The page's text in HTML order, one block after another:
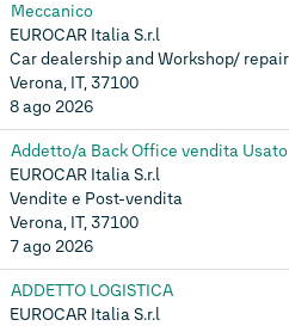
Meccanico
EUROCAR Italia S.r.l
Car dealership and Workshop/ repair
Verona, IT, 37100
8 ago 2026
Addetto/a Back Office vendita Usato
EUROCAR Italia S.r.l
Vendite e Post-vendita
Verona, IT, 37100
7 ago 2026
ADDETTO LOGISTICA
EUROCAR Italia S.r.l